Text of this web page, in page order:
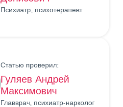
Психиатр, психотерапевт
Статью проверил:
Гуляев Андрей
Максимович
Главврач, психиатр-нарколог